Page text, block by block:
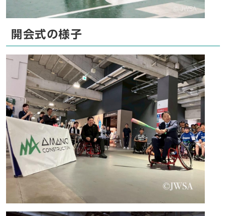
開会式の様子